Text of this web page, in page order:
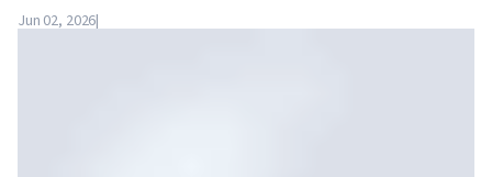
Die Schule hat keine traditionellen Lehrer, keine
Jun 02, 2026|